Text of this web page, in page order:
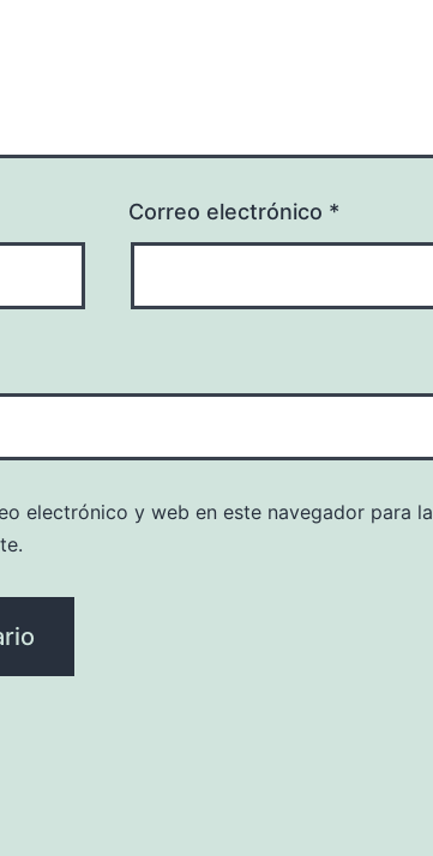
Correo electrónico *
electrónico y web en este navegador para la